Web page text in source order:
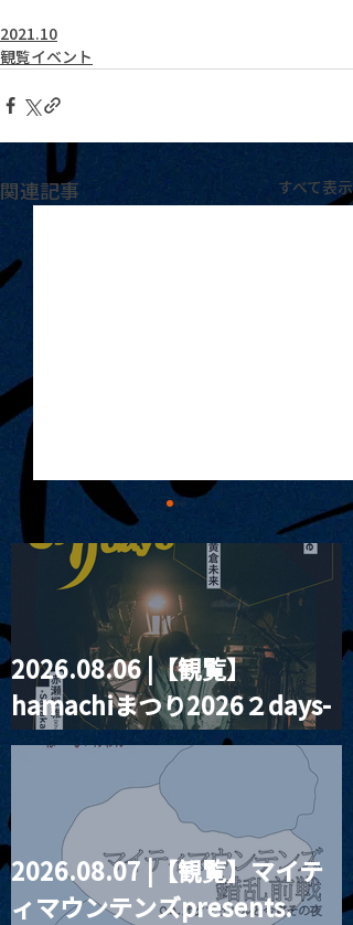
2021.10
観覧イベント
関連記事 すべて表示
MoonRomantic
Channel1周年記念Live
2026.08.06 |【観覧】
hamachiまつり2026２days-
月見ル君想フ編②
2026.08.07 |【観覧】マイテ
ィマウンテンズpresents.